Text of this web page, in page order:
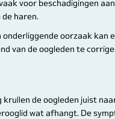
voor beschadigingen
haren.
oorzaak kan
van de oogleden te
krullen de oogleden juist
wat afhangt. De